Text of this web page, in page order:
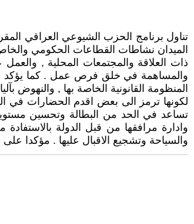
الميدان نشاطات القطاعات الحكومي
ذات العلاقة والمجتمعات المحلية ,
والمساهمة في خلق فرص عمل . كما يؤكد
المنظومة القانونية الخاصة بها , والنهوض
لكونها ترمز الى بعض اقدم الحضارات في
تساعد في الحد من البطالة وتحسين
وادارة مرافقها من قبل الدولة
والسياحة وتشجيع الاقبال عليها . مؤكدا